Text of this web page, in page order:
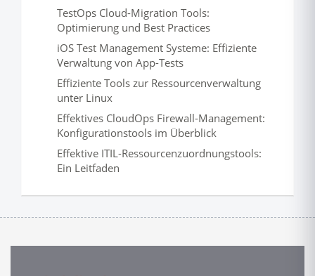
TestOps Cloud-Migration Tools:
Optimierung und Best Practices
iOS Test Management Systeme: Effiziente
Verwaltung von App-Tests
Effiziente Tools zur Ressourcenverwaltung
unter Linux
Effektives CloudOps Firewall-Management:
Konfigurationstools im Überblick
Effektive ITIL-Ressourcenzuordnungstools:
Ein Leitfaden